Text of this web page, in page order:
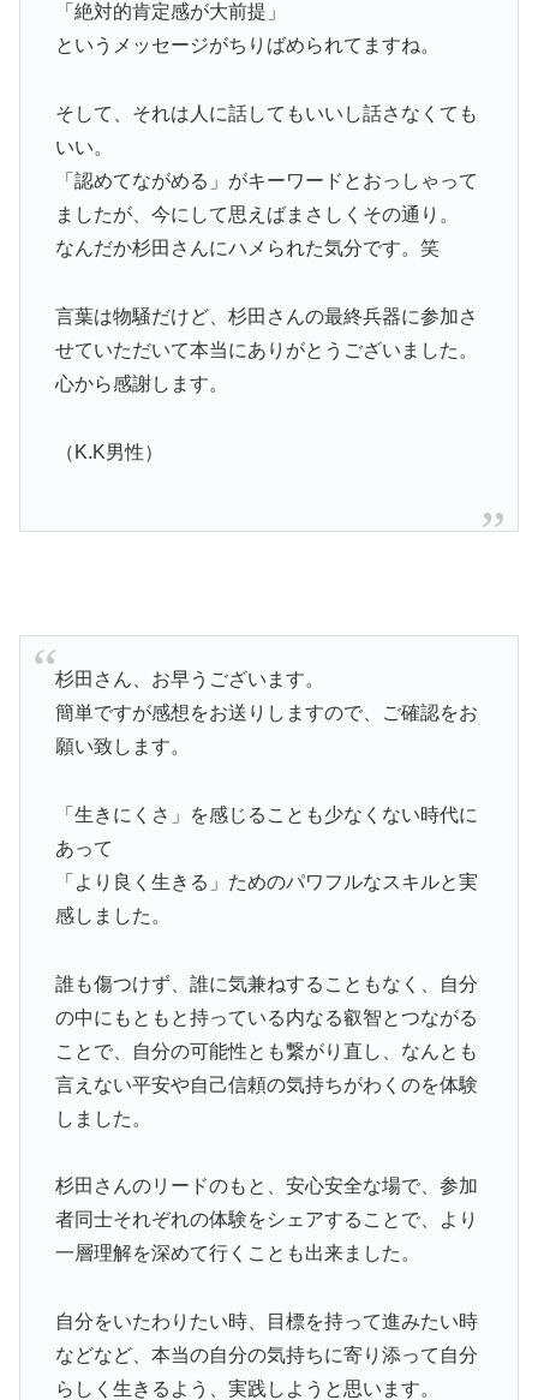
「絶対的肯定感が大前提」
というメッセージがちりばめられてますね。
そして、それは人に話してもいいし話さなくても
いい。
「認めてながめる」がキーワードとおっしゃって
ましたが、今にして思えばまさしくその通り。
なんだか杉田さんにハメられた気分です。笑
言葉は物騒だけど、杉田さんの最終兵器に参加さ
せていただいて本当にありがとうございました。
心から感謝します。
（K.K男性）
杉田さん、お早うございます。
簡単ですが感想をお送りしますので、ご確認をお
願い致します。
「生きにくさ」を感じることも少なくない時代に
あって
「より良く生きる」ためのパワフルなスキルと実
感しました。
誰も傷つけず、誰に気兼ねすることもなく、自分
の中にもともと持っている内なる叡智とつながる
ことで、自分の可能性とも繋がり直し、なんとも
言えない平安や自己信頼の気持ちがわくのを体験
しました。
杉田さんのリードのもと、安心安全な場で、参加
者同士それぞれの体験をシェアすることで、より
一層理解を深めて行くことも出来ました。
自分をいたわりたい時、目標を持って進みたい時
などなど、本当の自分の気持ちに寄り添って自分
らしく生きるよう、実践しようと思います。